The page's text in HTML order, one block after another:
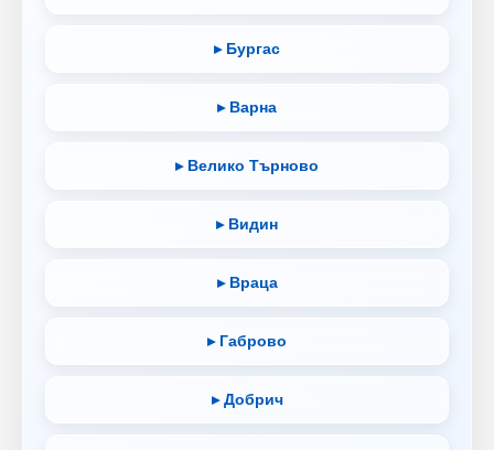
▸ Бургас
▸ Варна
▸ Велико Търново
▸ Видин
▸ Враца
▸ Габрово
▸ Добрич